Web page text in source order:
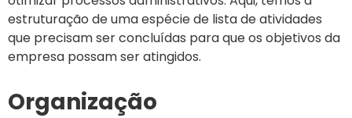
estruturação de uma espécie de lista de atividades
que precisam ser concluídas para que os objetivos da
empresa possam ser atingidos.
Organização